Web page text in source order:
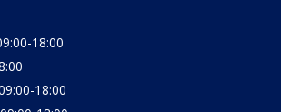
18:00
18:00